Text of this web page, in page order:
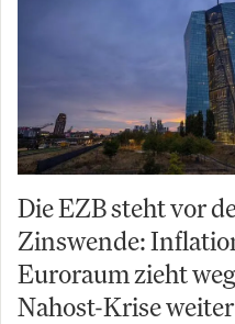
Die EZB steht vor
Zinswende:
Euroraum zieht
Nahost-Krise